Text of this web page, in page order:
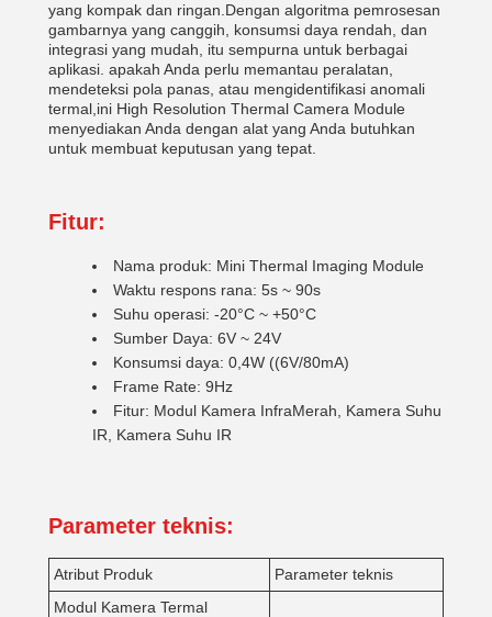
yang kompak dan ringan.Dengan algoritma pemrosesan
gambarnya yang canggih, konsumsi daya rendah, dan
integrasi yang mudah, itu sempurna untuk berbagai
aplikasi. apakah Anda perlu memantau peralatan,
mendeteksi pola panas, atau mengidentifikasi anomali
termal,ini High Resolution Thermal Camera Module
menyediakan Anda dengan alat yang Anda butuhkan
untuk membuat keputusan yang tepat.
Fitur:
Nama produk: Mini Thermal Imaging Module
Waktu respons rana: 5s ~ 90s
Suhu operasi: -20°C ~ +50°C
Sumber Daya: 6V ~ 24V
Konsumsi daya: 0,4W ((6V/80mA)
Frame Rate: 9Hz
Fitur: Modul Kamera InfraMerah, Kamera Suhu
IR, Kamera Suhu IR
Parameter teknis:
Atribut Produk
Parameter teknis
Modul Kamera Termal